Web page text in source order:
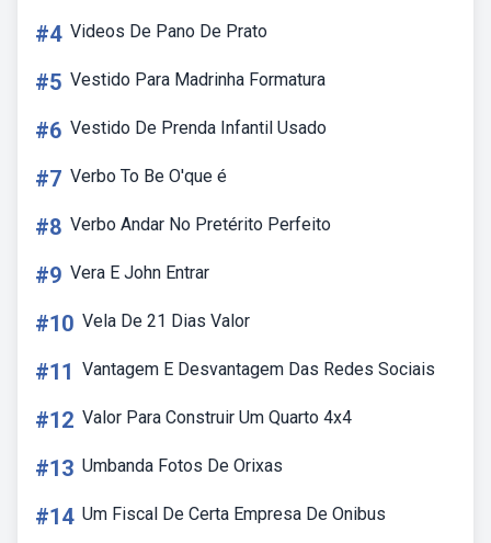
#4 Videos De Pano De Prato
#5 Vestido Para Madrinha Formatura
#6 Vestido De Prenda Infantil Usado
#7 Verbo To Be O'que é
#8 Verbo Andar No Pretérito Perfeito
#9 Vera E John Entrar
#10 Vela De 21 Dias Valor
#11 Vantagem E Desvantagem Das Redes Sociais
#12 Valor Para Construir Um Quarto 4x4
#13 Umbanda Fotos De Orixas
#14 Um Fiscal De Certa Empresa De Onibus